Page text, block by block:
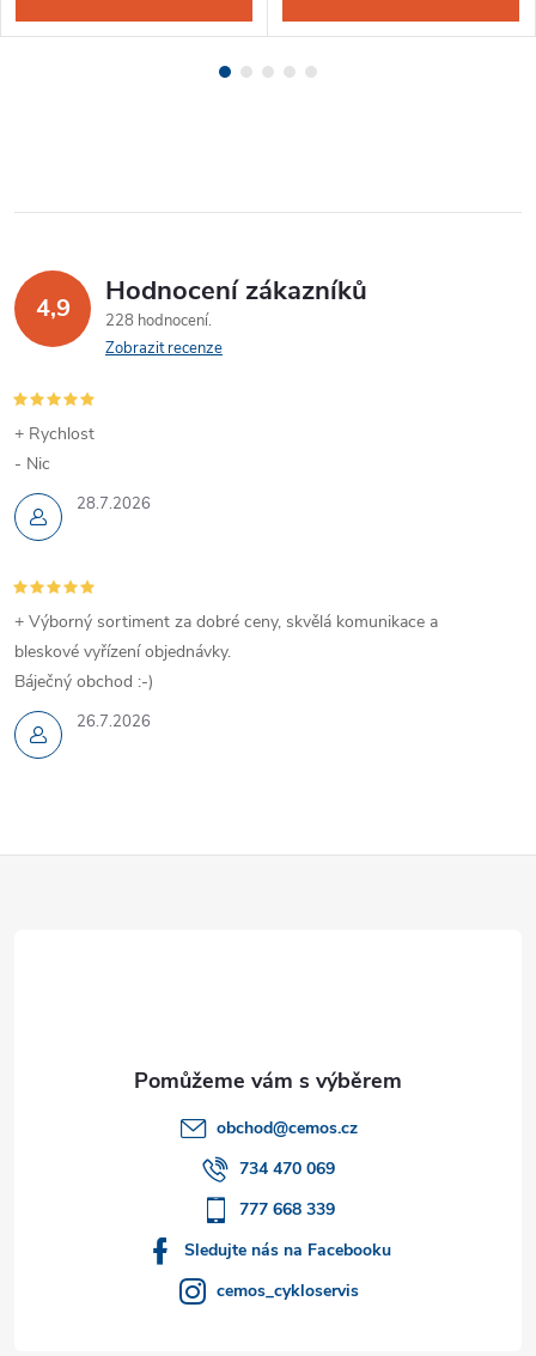
4,9 Hodnocení zákazníků
228 hodnocení
Zobrazit recenze
28.7.2026
+ Rychlost
- Nic
26.7.2026
+ Výborný sortiment za dobré ceny, skvělá komunikace a
bleskové vyřízení objednávky.
Báječný obchod :-)
obchod@cemos.cz
734 470 069
777 668 339
Sledujte nás na Facebooku
cemos_cykloservis